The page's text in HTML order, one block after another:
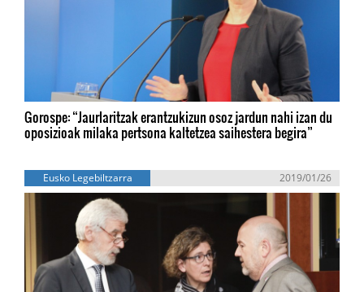
Gorospe: “Jaurlaritzak erantzukizun osoz jardun nahi izan du
oposizioak milaka pertsona kaltetzea saihestera begira”
Eusko Legebiltzarra 2019/01/26